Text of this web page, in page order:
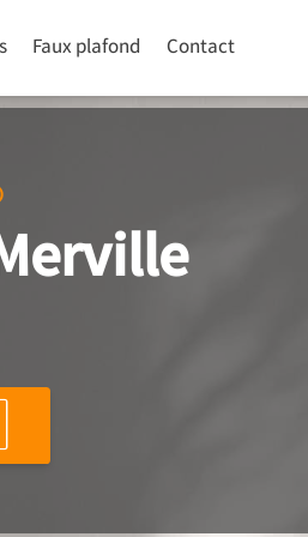
Faux plafond Contact